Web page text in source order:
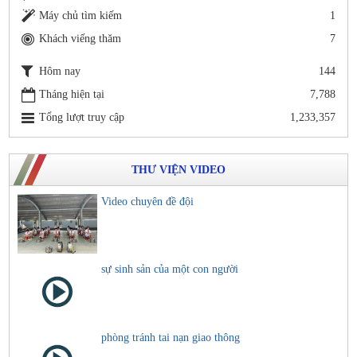
Máy chủ tìm kiếm
1
Khách viếng thăm
7
Hôm nay
144
Tháng hiện tại
7,788
Tổng lượt truy cập
1,233,357
THƯ VIỆN VIDEO
Video chuyên đề đội
sự sinh sản của một con người
phòng tránh tai nạn giao thông